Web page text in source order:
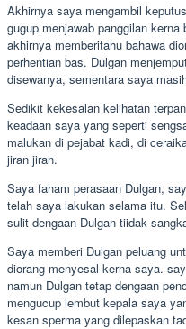
Akhirnya saya mengambil
gugup menjawab panggilan
akhirnya memberitahu bahawa
perhentian bas. Dulgan
disewanya, sementara saya
Sedikit kekesalan kelihatan
keadaan saya yang seperti
malukan di pejabat kadi, di
jiran jiran.
Saya faham perasaan Dulgan,
telah saya lakukan selama itu.
sulit dengaan Dulgan tiidak
Saya memberi Dulgan peluang
diorang menyesal kerna saya.
namun Dulgan tetap dengaan
mengucup lembut kepala saya
kesan sperma yang dilepaskan